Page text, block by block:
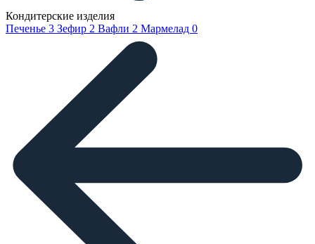
Кондитерские изделия
Печенье 3 Зефир 2 Вафли 2 Мармелад 0